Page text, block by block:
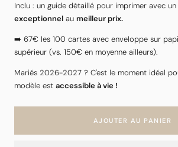
Inclu : un guide détaillé pour imprimer avec un
exceptionnel au meilleur prix.
➡️ 67€ les 100 cartes avec enveloppe sur
supérieur (vs. 150€ en moyenne ailleurs).
Mariés 2026-2027 ? C'est le moment idéal
modèle est accessible à vie !
AJOUTER AU PANIER